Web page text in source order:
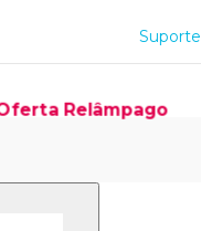
Suporte
Oferta Relâmpago